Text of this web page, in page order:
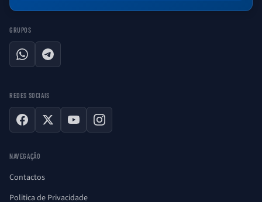
GRUPOS
WhatsAppTelegram
REDES SOCIAIS
Facebook
X YouTubeInstagram
NAVEGAÇÃO
Contactos
Politica de Privacidade